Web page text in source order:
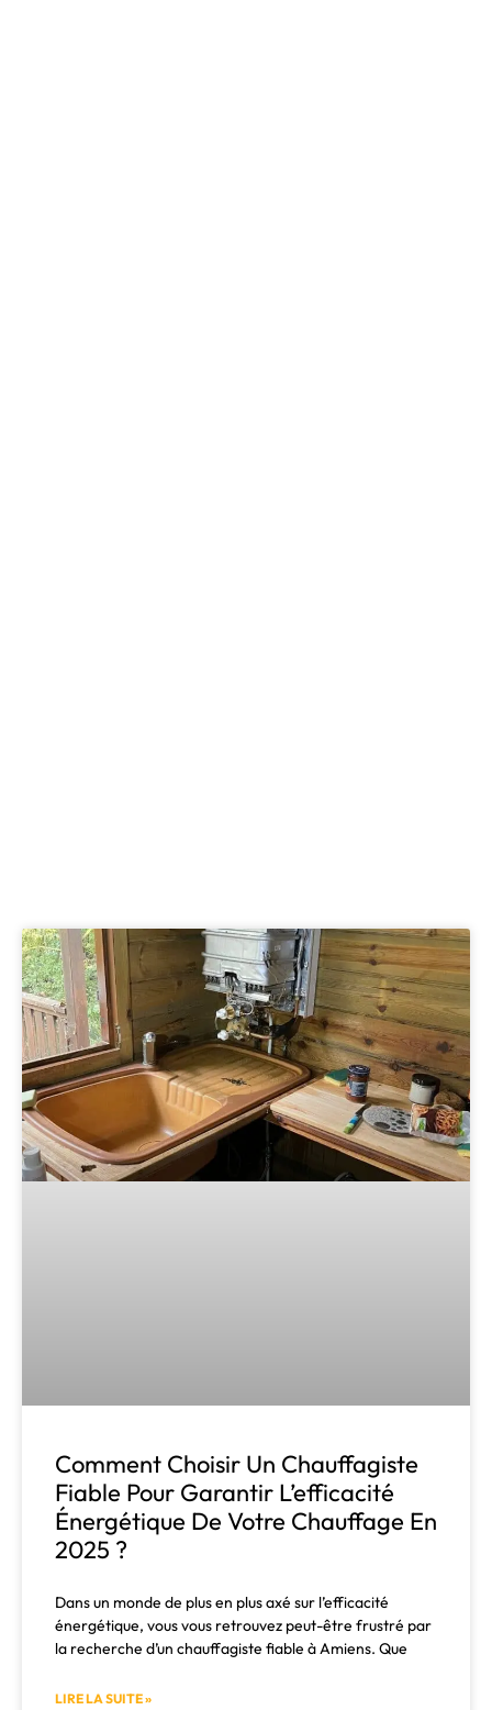
Comment Choisir Un Chauffagiste
Fiable Pour Garantir L’efficacité
Énergétique De Votre Chauffage En
2025 ?
Dans un monde de plus en plus axé sur l’efficacité
énergétique, vous vous retrouvez peut-être frustré par
la recherche d’un chauffagiste fiable à Amiens. Que
LIRE LA SUITE »